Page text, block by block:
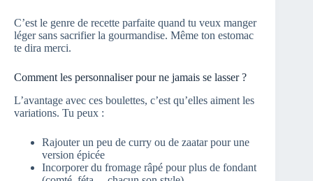
C’est le genre de recette parfaite quand tu veux manger
léger sans sacrifier la gourmandise. Même ton estomac
te dira merci.
Comment les personnaliser pour ne jamais se lasser ?
L’avantage avec ces boulettes, c’est qu’elles aiment les
variations. Tu peux :
Rajouter un peu de curry ou de zaatar pour une
version épicée
Incorporer du fromage râpé pour plus de fondant